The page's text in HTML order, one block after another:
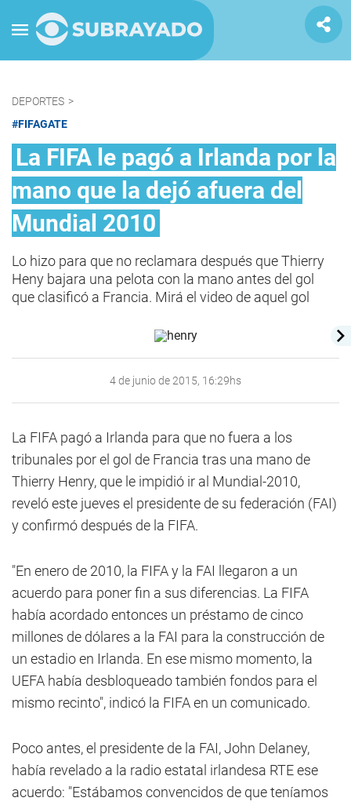
DEPORTES >
#FIFAGATE
La FIFA le pagó a Irlanda por la
mano que la dejó afuera del
Mundial 2010
Lo hizo para que no reclamara después que Thierry
Heny bajara una pelota con la mano antes del gol
que clasificó a Francia. Mirá el video de aquel gol
4 de junio de 2015, 16:29hs
La FIFA pagó a Irlanda para que no fuera a los
tribunales por el gol de Francia tras una mano de
Thierry Henry, que le impidió ir al Mundial-2010,
reveló este jueves el presidente de su federación (FAI)
y confirmó después de la FIFA.
"En enero de 2010, la FIFA y la FAI llegaron a un
acuerdo para poner fin a sus diferencias. La FIFA
había acordado entonces un préstamo de cinco
millones de dólares a la FAI para la construcción de
un estadio en Irlanda. En ese mismo momento, la
UEFA había desbloqueado también fondos para el
mismo recinto", indicó la FIFA en un comunicado.
Poco antes, el presidente de la FAI, John Delaney,
había revelado a la radio estatal irlandesa RTE ese
acuerdo: "Estábamos convencidos de que teníamos